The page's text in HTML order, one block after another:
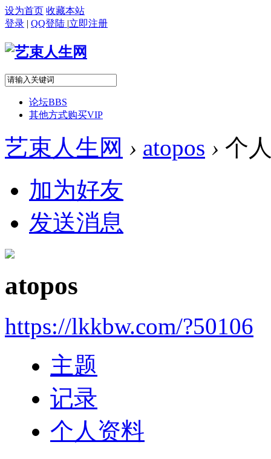
设为首页 收藏本站
登录 | QQ登陆 |立即注册
论坛BBS
其他方式购买VIP
艺束人生网 › atopos › 个
加为好友
发送消息
atopos
https://lkkbw.com/?50106
主题
记录
个人资料